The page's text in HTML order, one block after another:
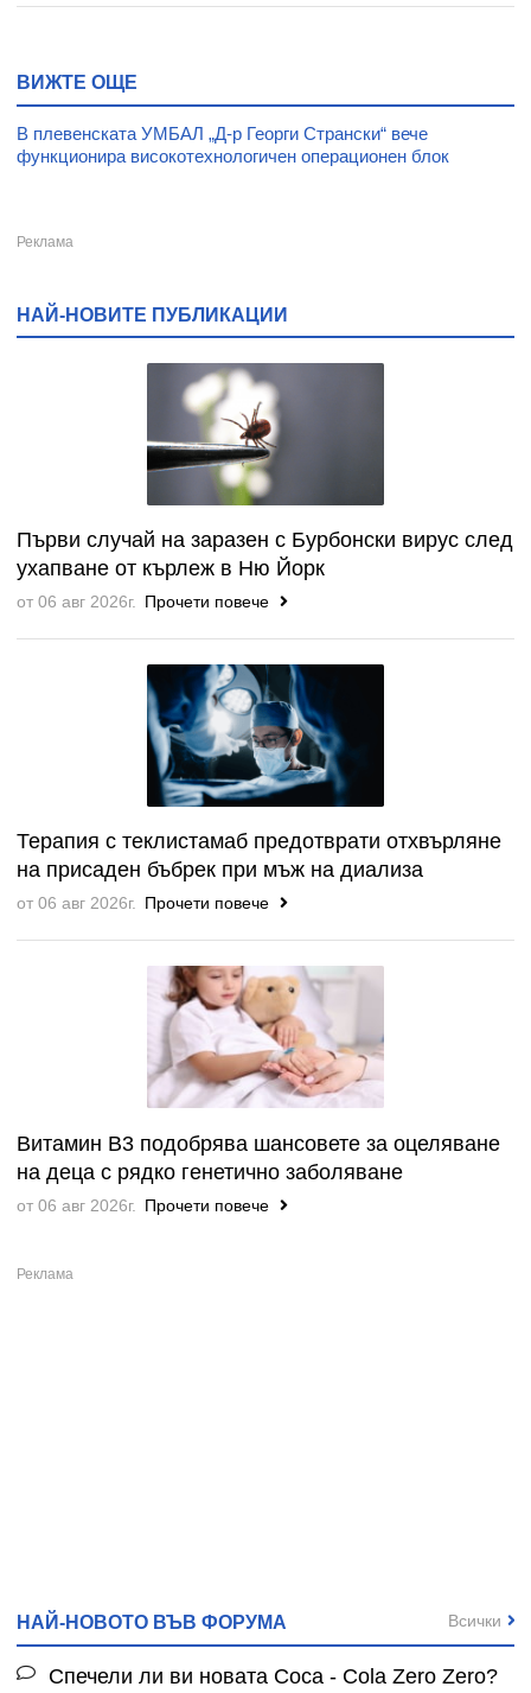
ВИЖТЕ ОЩЕ
В плевенската УМБАЛ „Д-р Георги Странски“ вече
функционира високотехнологичен операционен блок
НАЙ-НОВИТЕ ПУБЛИКАЦИИ
Първи случай на заразен с Бурбонски вирус след
ухапване от кърлеж в Ню Йорк
от 06 авг 2026г. Прочети повече
Терапия с теклистамаб предотврати отхвърляне
на присаден бъбрек при мъж на диализа
от 06 авг 2026г. Прочети повече
Витамин B3 подобрява шансовете за оцеляване
на деца с рядко генетично заболяване
от 06 авг 2026г. Прочети повече
НАЙ-НОВОТО ВЪВ ФОРУМА
Спечели ли ви новата Coca - Cola Zero Zero?
Всички